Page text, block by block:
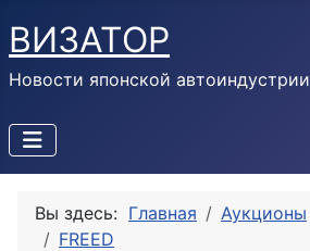
ВИЗАТОР
Новости японской автоиндустрии
Вы здесь: Главная Аукционы
FREED